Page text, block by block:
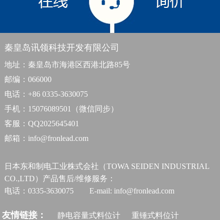
秦皇岛讯领科技开发有限公司
地址：秦皇岛市海港区西港北路85号
邮编：066000
电话：+86 0335-3630075
手机：15076089501（微信同步）
客服：QQ2025645401
邮箱：info@fronlead.com
日本东和制电工业株式会社（TOWA SEIDEN INDUSTRIAL
CO.,LTD）产品售后/维修服务：
电话：0335-3630075 E-mail: info@fronlead.com
友情链接： 静电容量式料位计 重锤式料位计